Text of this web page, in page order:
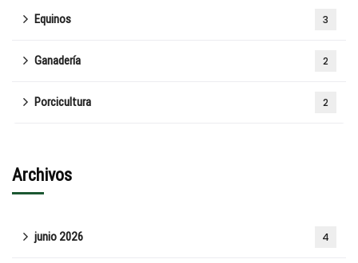
Equinos 3
Ganadería 2
Porcicultura 2
Archivos
junio 2026 4